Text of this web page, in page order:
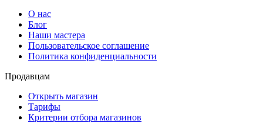
О нас
Блог
Наши мастера
Пользовательское соглашение
Политика конфиденциальности
Продавцам
Открыть магазин
Тарифы
Критерии отбора магазинов